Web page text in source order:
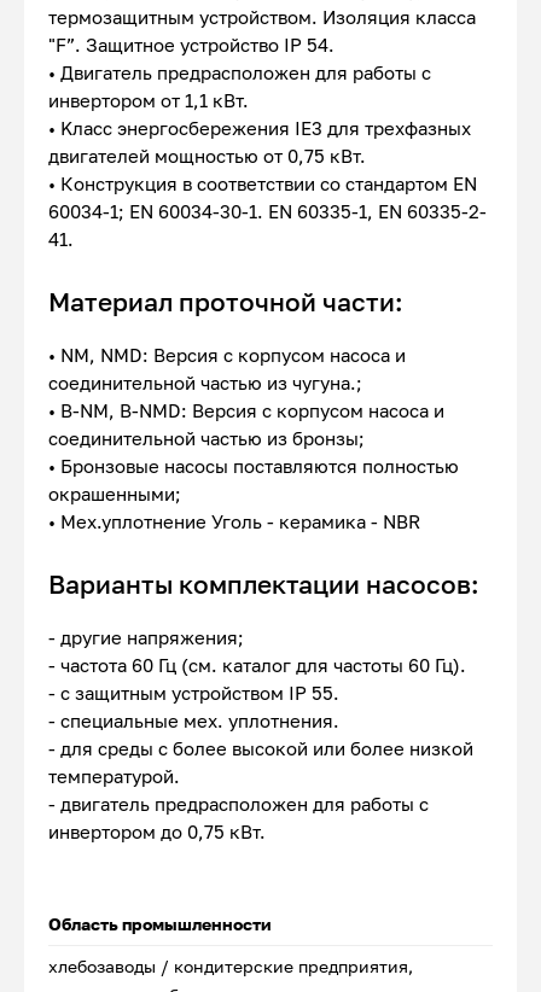
термозащитным устройством. Изоляция класса
"F”. Защитное устройство IP 54.
• Двигатель предрасположен для работы с
инвертором от 1,1 кВт.
• Kласс энергосбережения IE3 для трехфазных
двигателей мощностью от 0,75 кВт.
• Конструкция в соответствии со стандартом EN
60034-1; EN 60034-30-1. EN 60335-1, EN 60335-2-
41.
Материал проточной части:
• NM, NMD: Версия с корпусом насоса и
соединительной частью из чугуна.;
• B-NM, B-NMD: Версия с корпусом насоса и
соединительной частью из бронзы;
• Бронзовые насосы поставляются полностью
окрашенными;
• Мех.уплотнение Уголь - керамика - NBR
Варианты комплектации насосов:
- другие напряжения;
- частота 60 Гц (см. каталог для частоты 60 Гц).
- с защитным устройством IP 55.
- специальные мех. уплотнения.
- для среды с более высокой или более низкой
температурой.
- двигатель предрасположен для работы с
инвертором до 0,75 кВт.
Область промышленности
хлебозаводы / кондитерские предприятия,